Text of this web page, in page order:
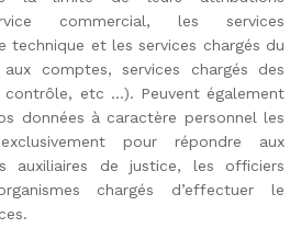
commercial, les services
technique et les services chargés du
comptes, services chargés des
contrôle, etc …). Peuvent également
données à caractère personnel les
pour répondre aux
auxiliaires de justice, les officiers
chargés d’effectuer le